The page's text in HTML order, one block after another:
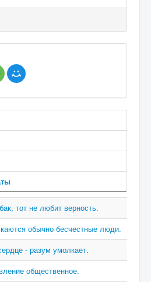
тот не любит верность.
обычно бесчестные люди.
- разум умолкает.
общественное.